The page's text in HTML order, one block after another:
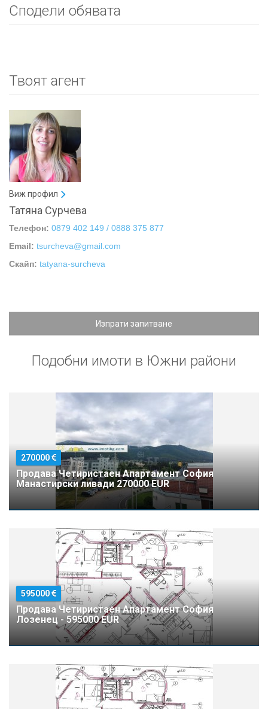
Сподели обявата
Твоят агент
Виж профил
Татяна Сурчева
Телефон: 0879 402 149 / 0888 375 877
Email: tsurcheva@gmail.com
Скайп: tatyana-surcheva
Изпрати запитване
Подобни имоти в Южни райони
270000
Продава Четиристаен Апартамент София
Манастирски ливади 270000 EUR
595000
Продава Четиристаен Апартамент София
Лозенец - 595000 EUR